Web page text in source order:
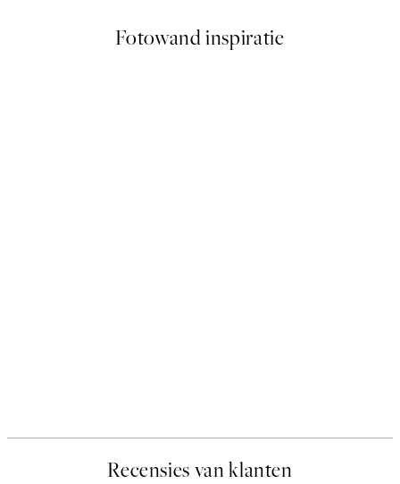
Fotowand inspiratie
Recensies van klanten